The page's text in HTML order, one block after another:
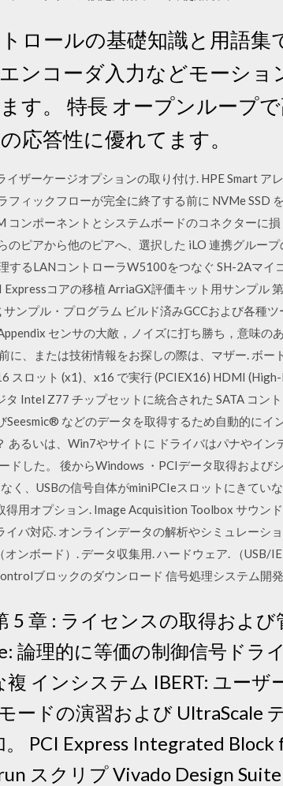
ロールの基礎知識と用語集
ンコーダ入力などモーシ
す。 特長 オープンループ
応答性に優れてます。
イザーケージオプションの取り付け. HPE Smart ア
フィックフローが完全に終了する前に NVMe SSD
コンポーネントとシステムボードのコネクターに
のピアから他のピアへ、選択した iLO 連携グルー
するLANコントローラW5100をつなぐ SH-2Aマ
Expressコアの移植 ArriaGX評価キット用サンプル
ンプル・プログラム ビルド済みGCCおよび各種
センサの大敵，ノイズに打ち勝ち，意味
に、または技術情報をお探しの際は、マザー. ボ
スロット (x1)、x16 で実行 (PCIEX16) HDMI
タ Intel Z77 チップセットに統合された SATA コ
などのデータを取得するため自動的にイ
あるいは、Win7やサイトに ドライバはパナやイ
ドした。 後からWindows ・PCIデータ取得および
く、USBの信号自体がminiPCIeスロットにきて
用オプション. Image Acquisition Toolbox サウン
イバ対応. オンラインデータの解析やシミュレーシ
ンボード）. データ収集用. ハードウェア. （USB/
ブロックのダウンロード 信号処理システム開
5 章 : ライセンスの取得および
論理的に等価の制御信号ドラ
インシステム IBERT: ユーザ
ードの演習および UltraScale
PCI Express Integrated
スクリプ Vivado Design